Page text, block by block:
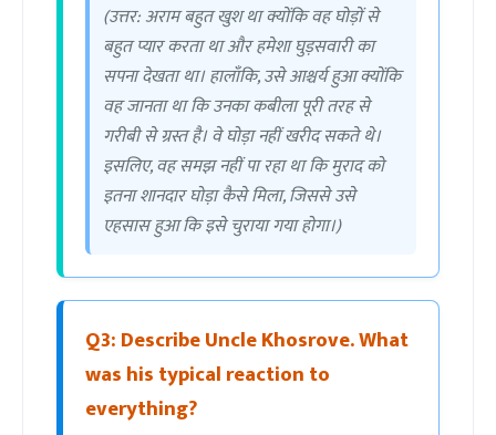
(उत्तर: अराम बहुत खुश था क्योंकि वह घोड़ों से
बहुत प्यार करता था और हमेशा घुड़सवारी का
सपना देखता था। हालाँकि, उसे आश्चर्य हुआ क्योंकि
वह जानता था कि उनका कबीला पूरी तरह से
गरीबी से ग्रस्त है। वे घोड़ा नहीं खरीद सकते थे।
इसलिए, वह समझ नहीं पा रहा था कि मुराद को
इतना शानदार घोड़ा कैसे मिला, जिससे उसे
एहसास हुआ कि इसे चुराया गया होगा।)
Q3: Describe Uncle Khosrove. What
was his typical reaction to
everything?